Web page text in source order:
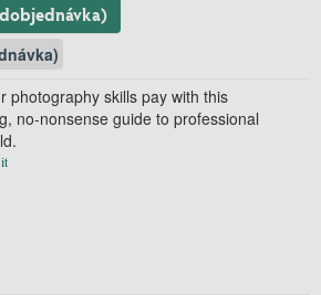
(predobjednávka)
photography skills pay with this
no-nonsense guide to professional